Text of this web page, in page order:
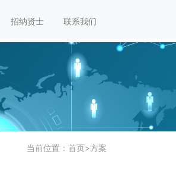
招纳贤士 联系我们
当前位置： 首页>方案